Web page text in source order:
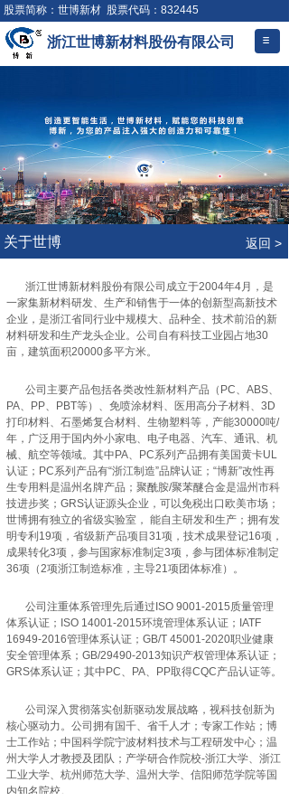
关于世博 返回 >
浙江世博新材料股份有限公司成立于2004年4月，是
一家集新材料研发、生产和销售于一体的创新型高新技术
企业，是浙江省同行业中规模大、品种全、技术前沿的新
材料研发和生产龙头企业。公司自有科技工业园占地30
亩，建筑面积20000多平方米。
公司主要产品包括各类改性新材料产品（PC、ABS、
PA、PP、PBT等）、免喷涂材料、医用高分子材料、3D
打印材料、石墨烯复合材料、生物塑料等，产能30000吨/
年，广泛用于国内外小家电、电子电器、汽车、通讯、机
械、航空等领域。其中PA、PC系列产品拥有美国黄卡UL
认证；PC系列产品有“浙江制造”品牌认证；“博新”改性再
生专用料是温州名牌产品；聚酰胺/聚苯醚合金是温州市科
技进步奖；GRS认证源头企业，可以免税出口欧美市场；
世博拥有独立的省级实验室， 能自主研发和生产；拥有发
明专利19项，省级新产品项目31项，技术成果登记16项，
成果转化3项，参与国家标准制定3项，参与团体标准制定
36项（2项浙江制造标准，主导21项团体标准）。
公司注重体系管理先后通过ISO 9001-2015质量管理
体系认证；ISO 14001-2015环境管理体系认证；IATF
16949-2016管理体系认证；GB/T 45001-2020职业健康
安全管理体系；GB/29490-2013知识产权管理体系认证；
GRS体系认证；其中PC、PA、PP取得CQC产品认证等。
公司深入贯彻落实创新驱动发展战略，视科技创新为
核心驱动力。公司拥有国千、省千人才；专家工作站；博
士工作站；中国科学院宁波材料技术与工程研发中心；温
州大学人才教授及团队；产学研合作院校-浙江大学、浙江
工业大学、杭州师范大学、温州大学、信阳师范学院等国
内知名院校。
股票简称：世博新材 股票代码：832445
浙江世博新材料股份有限公司